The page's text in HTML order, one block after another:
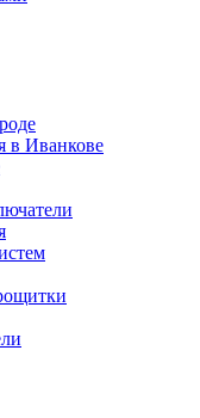
в Иванкове